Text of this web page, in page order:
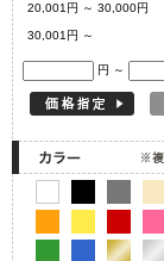
20,001円 ～ 30,000円
30,001円 ～
円 ～